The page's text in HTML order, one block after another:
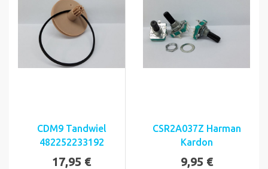
CDM9 Tandwiel
482252233192
17,95 €
CSR2A037Z Harman
Kardon
9,95 €